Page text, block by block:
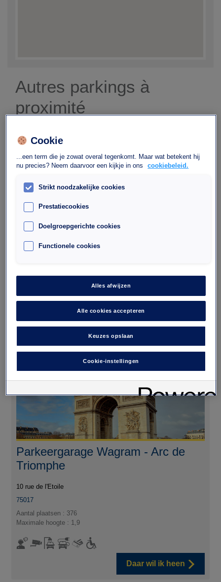
Autres parkings à
proximité
Parkeren Interparking Bercy
Lumière
75012
Maximale hoogte : 1.90
Daar wil ik heen
Parkeergarage Wagram - Arc de
Triomphe
10 rue de l'Etoile
75017
Aantal plaatsen : 376
Maximale hoogte : 1,9
Daar wil ik heen
Cookie
...een term die je zowat overal tegenkomt. Maar wat betekent hij
nu precies? Neem daarvoor een kijkje in ons
cookiebeleid.
Strikt noodzakelijke cookies
Prestatiecookies
Doelgroepgerichte cookies
Functionele cookies
Alles afwijzen
Alle cookies accepteren
Keuzes opslaan
Cookie-instellingen